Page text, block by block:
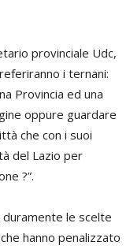
provinciale Udc,
i ternani:
Provincia ed una
oppure guardare
che con i suoi
del Lazio per
?”.
le scelte
hanno penalizzato